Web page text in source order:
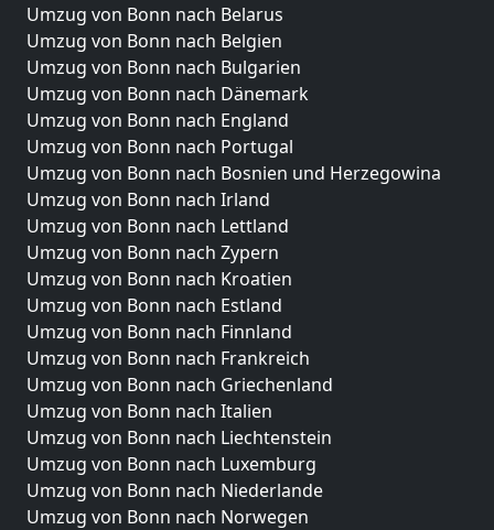
Umzug von Bonn nach Belarus
Umzug von Bonn nach Belgien
Umzug von Bonn nach Bulgarien
Umzug von Bonn nach Dänemark
Umzug von Bonn nach England
Umzug von Bonn nach Portugal
Umzug von Bonn nach Bosnien und Herzegowina
Umzug von Bonn nach Irland
Umzug von Bonn nach Lettland
Umzug von Bonn nach Zypern
Umzug von Bonn nach Kroatien
Umzug von Bonn nach Estland
Umzug von Bonn nach Finnland
Umzug von Bonn nach Frankreich
Umzug von Bonn nach Griechenland
Umzug von Bonn nach Italien
Umzug von Bonn nach Liechtenstein
Umzug von Bonn nach Luxemburg
Umzug von Bonn nach Niederlande
Umzug von Bonn nach Norwegen